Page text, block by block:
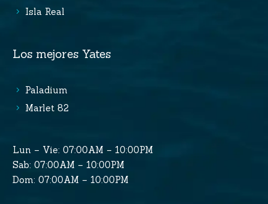
Isla Real
Los mejores Yates
Paladium
Marlet 82
Lun – Vie: 07:00AM – 10:00PM
Sab: 07:00AM – 10:00PM
Dom: 07:00AM – 10:00PM